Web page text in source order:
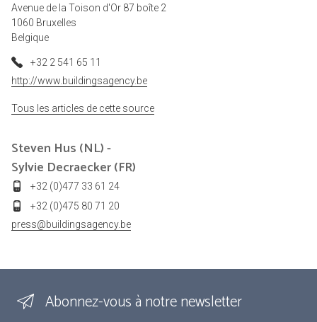
Avenue de la Toison d'Or 87 boîte 2
1060 Bruxelles
Belgique
+32 2 541 65 11
http://www.buildingsagency.be
Tous les articles de cette source
Steven Hus (NL) -
Sylvie Decraecker (FR)
+32 (0)477 33 61 24
+32 (0)475 80 71 20
press@buildingsagency.be
Abonnez-vous à notre newsletter